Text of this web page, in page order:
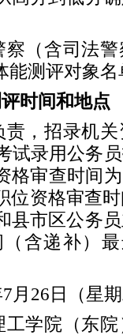
（含司法
能测评对象
时间和地点
，招录机
试录用公务
格审查时间
位资格审查
县市区公务
含递补）
月26日（星
学院（东